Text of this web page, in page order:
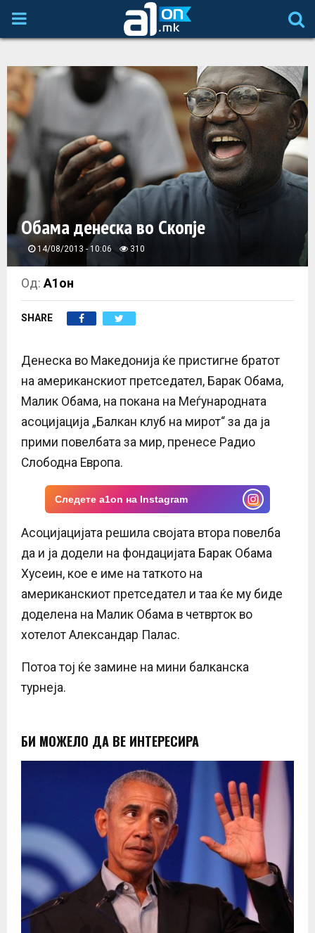
P
I
M
A
Y
M
E
N
U
Обама денеска во Скопје
14/08/2013 - 10:06 310
Од:А1он
SHARE
Денеска во Македонија ќе пристигне братот
на американскиот претседател, Барак Обама,
Малик Обама, на покана на Меѓународната
асоцијација „Балкан клуб на мирот“ за да ја
прими повелбата за мир, пренесе Радио
Слободна Европа.
Следете a1on на Instagram
Асоцијацијата решила својата втора повелба
да и ја додели на фондацијата Барак Обама
Хусеин, кое е име на таткото на
американскиот претседател и таа ќе му биде
доделена на Малик Обама в четврток во
хотелот Александар Палас.
Потоа тој ќе замине на мини балканска
турнеја.
БИ МОЖЕЛО ДА ВЕ ИНТЕРЕСИРА